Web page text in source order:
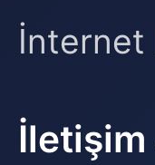
İnternet
İletişim